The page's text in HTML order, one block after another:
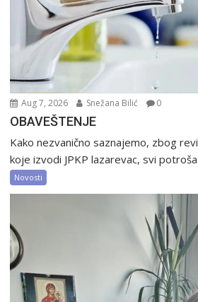
Aug 7, 2026 Snežana Bilić 0
OBAVEŠTENJE
Kako nezvanično saznajemo, zbog
koje izvodi JPKP lazarevac, svi
Novosti